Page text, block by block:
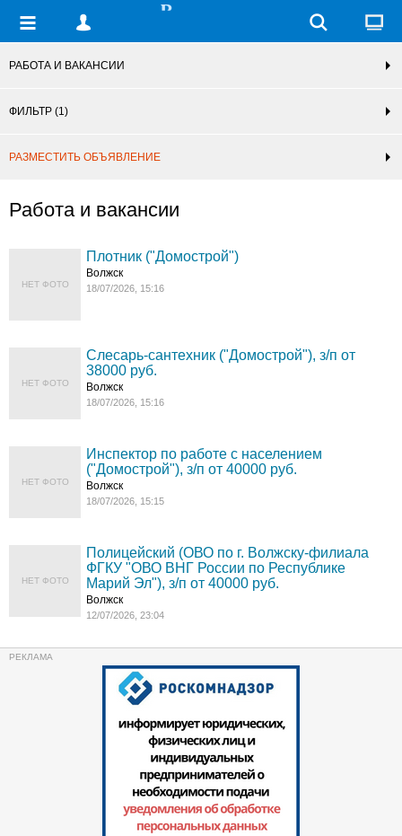
РАБОТА И ВАКАНСИИ
ФИЛЬТР (1)
РАЗМЕСТИТЬ ОБЪЯВЛЕНИЕ
Работа и вакансии
НЕТ ФОТО
Плотник ("Домострой")
Волжск
18/07/2026, 15:16
НЕТ ФОТО
Слесарь-сантехник ("Домострой"), з/п от
38000 руб.
Волжск
18/07/2026, 15:16
НЕТ ФОТО
Инспектор по работе с населением
("Домострой"), з/п от 40000 руб.
Волжск
18/07/2026, 15:15
НЕТ ФОТО
Полицейский (ОВО по г. Волжску-филиала
ФГКУ "ОВО ВНГ России по Республике
Марий Эл"), з/п от 40000 руб.
Волжск
12/07/2026, 23:04